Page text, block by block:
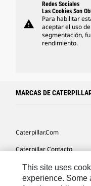
warning
Redes Sociales
Las Cookies Son
Para habilitar
aceptar el uso
segmentación,
rendimiento.
MARCAS DE
Caterpillar.com
Caterpillar Contacto
Mis Preferencias De
Site Map
This site uses
experience. Some